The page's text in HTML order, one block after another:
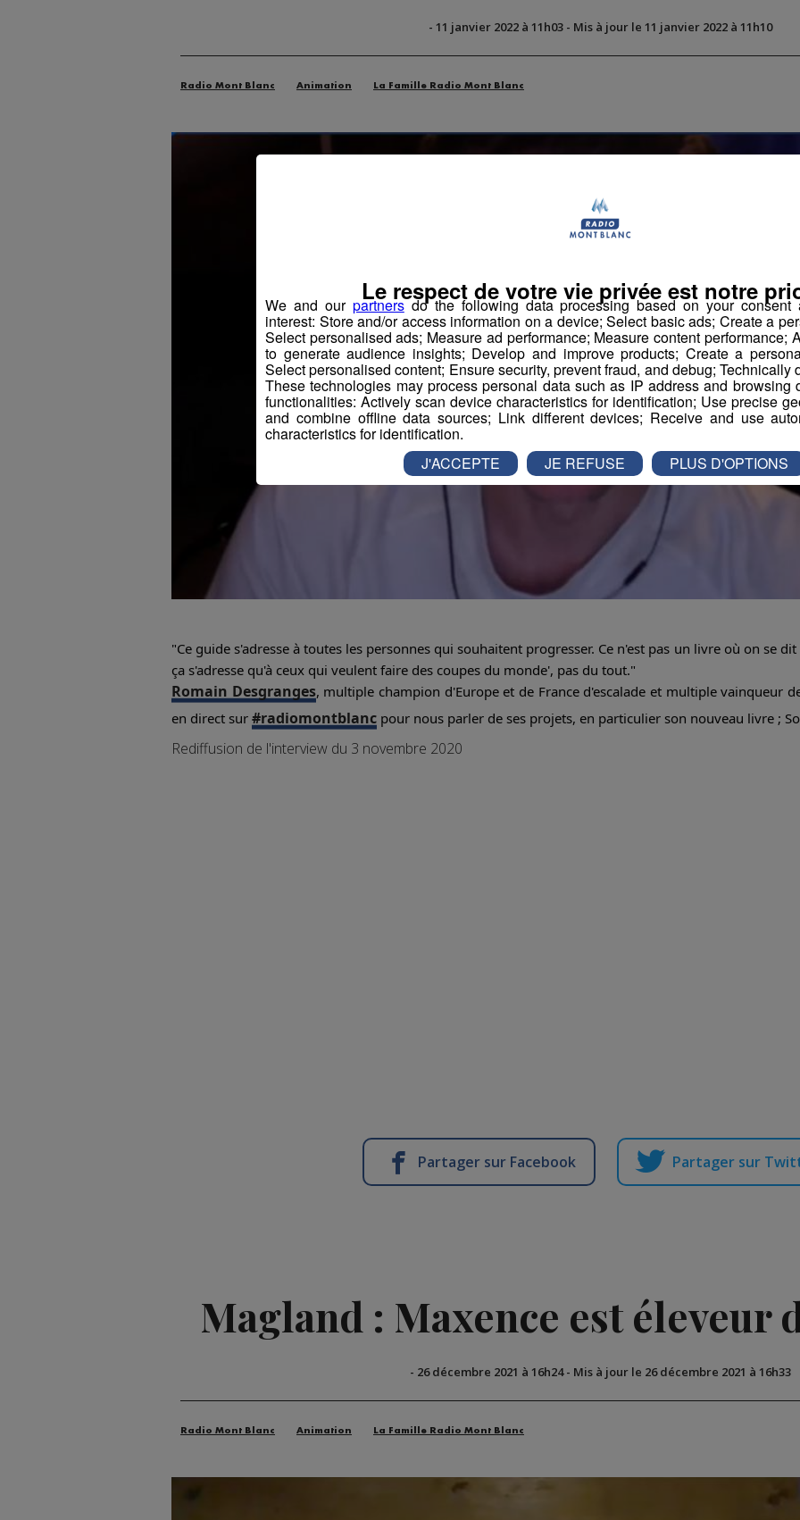
- 11 janvier 2022 à 11h03- Mis à jour le 11 janvier 2022 à 11h10
Radio Mont Blanc Animation La Famille Radio Mont Blanc
"Ce guide s'adresse à toutes les personnes qui souhaitent progresser. Ce n'est pas un livre où on se
ça s'adresse qu'à ceux qui veulent faire des coupes du monde', pas du tout."
Romain Desgranges, multiple champion d'Europe et de France d'escalade et multiple vainqueur
en direct sur #radiomontblanc pour nous parler de ses projets, en particulier son nouveau livre ;
Rediffusion de l'interview du 3 novembre 2020
Partager sur Facebook Partager sur
Magland : Maxence est éleveur
- 26 décembre 2021 à 16h24- Mis à jour le 26 décembre 2021 à 16h33
Radio Mont Blanc Animation La Famille Radio Mont Blanc
We and our partnersdo the following data processing based on your consent
interest: Store and/or access information on a device; Select basic ads; Create a
Select personalised ads; Measure ad performance; Measure content performance;
to generate audience insights; Develop and improve products; Create a
Select personalised content; Ensure security, prevent fraud, and debug; Technically
These technologies may process personal data such as IP address and browsing
functionalities: Actively scan device characteristics for identification; Use precise
and combine offline data sources; Link different devices; Receive and use
characteristics for identification.
Le respect de votre vie privée est notre
J'ACCEPTE JE REFUSE PLUS D'OPTIONS